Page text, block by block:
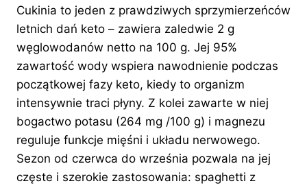
Cukinia to jeden z prawdziwych sprzymierzeńców
letnich dań keto – zawiera zaledwie 2 g
węglowodanów netto na 100 g. Jej 95%
zawartość wody wspiera nawodnienie podczas
początkowej fazy keto, kiedy to organizm
intensywnie traci płyny. Z kolei zawarte w niej
bogactwo potasu (264 mg /100 g) i magnezu
reguluje funkcje mięśni i układu nerwowego.
Sezon od czerwca do września pozwala na jej
częste i szerokie zastosowania: spaghetti z